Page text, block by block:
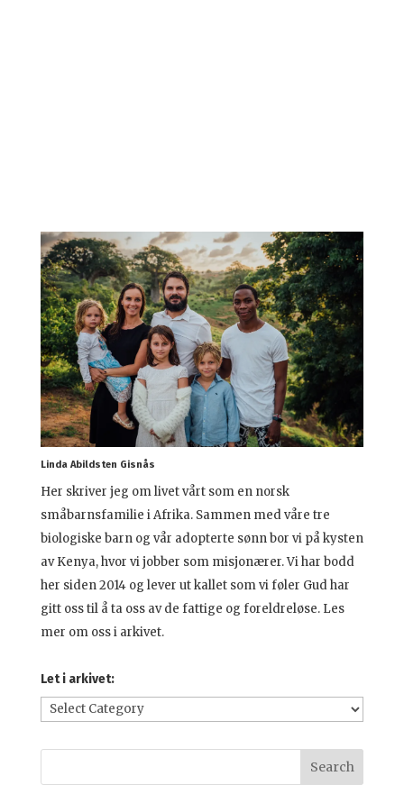
Linda Abildsten Gisnås
Her skriver jeg om livet vårt som en norsk
småbarnsfamilie i Afrika. Sammen med våre tre
biologiske barn og vår adopterte sønn bor vi på kysten
av Kenya, hvor vi jobber som misjonærer. Vi har bodd
her siden 2014 og lever ut kallet som vi føler Gud har
gitt oss til å ta oss av de fattige og foreldreløse. Les
mer om oss i arkivet.
Let i arkivet:
Let
arkivet: